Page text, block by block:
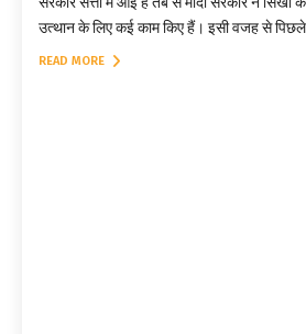
उत्थान के लिए कई काम किए हैं। इसी वजह से
READ MORE